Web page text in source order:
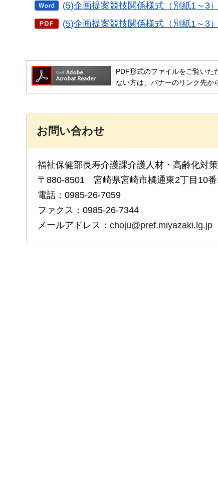
(5)企画提案競技関係様式（別紙1～3
(5)企画提案競技関係様式（別紙1～3
PDF形式のファイルをご覧い
ない方は、バナーのリンク先か
お問い合わせ
福祉保健部長寿介護課介護人材・高齢化対
〒880-8501 宮崎県宮崎市橘通東2丁目10
電話：0985-26-7059
ファクス：0985-26-7344
メールアドレス： choju@pref.miyazaki.lg.jp